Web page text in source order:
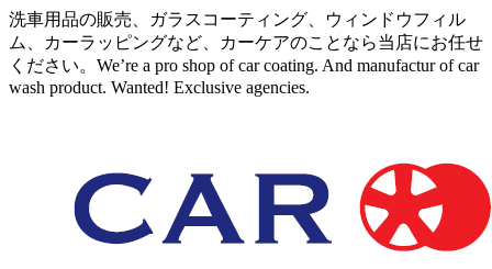
洗車用品の販売、ガラスコーティング、ウィンドウフィル
ム、カーラッピングなど、カーケアのことなら当店にお任せ
ください。We’re a pro shop of car coating. And manufactur of car
wash product. Wanted! Exclusive agencies.